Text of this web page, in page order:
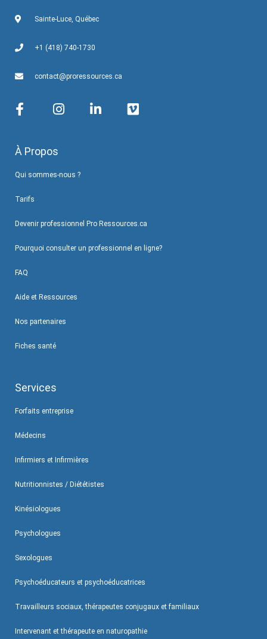
Sainte-Luce, Québec
+1 (418) 740-1730
contact@proressources.ca
À Propos
Qui sommes-nous ?
Tarifs
Devenir professionnel Pro Ressources.ca
Pourquoi consulter un professionnel en ligne?
FAQ
Aide et Ressources
Nos partenaires
Fiches santé
Services
Forfaits entreprise
Médecins
Infirmiers et Infirmières
Nutritionnistes / Diététistes
Kinésiologues
Psychologues
Sexologues
Psychoéducateurs et psychoéducatrices
Travailleurs sociaux, thérapeutes conjugaux et familiaux
Intervenant et thérapeute en naturopathie